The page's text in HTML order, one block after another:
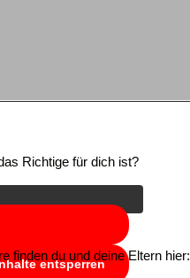
Schaltfläche unten.
weitergegeben
entsperren
Richtige für dich ist?
finden du und deine Eltern hier: